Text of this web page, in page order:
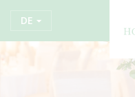
DE